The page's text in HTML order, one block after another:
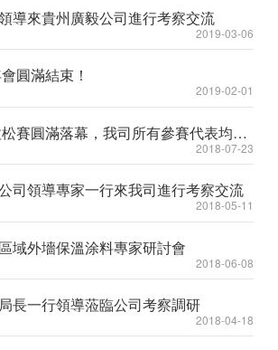
導來貴州廣毅公司進行考察交流
2019-03-06
圓滿結束！
2019-02-01
賽圓滿落幕，我司所有參賽代表均成
2018-07-23
司領導專家一行來我司進行考察交流
2018-05-11
域外墻保溫涂料專家研討會
2018-06-08
長一行領導蒞臨公司考察調研
2018-04-18